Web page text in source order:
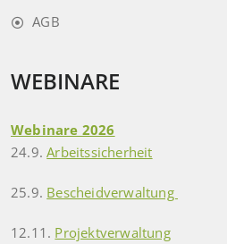
AGB
WEBINARE
Webinare 2026
24.9.Arbeitssicherheit
25.9. Bescheidverwaltung
12.11. Projektverwaltung